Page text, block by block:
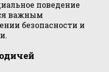
поведение
важным
безопасности и